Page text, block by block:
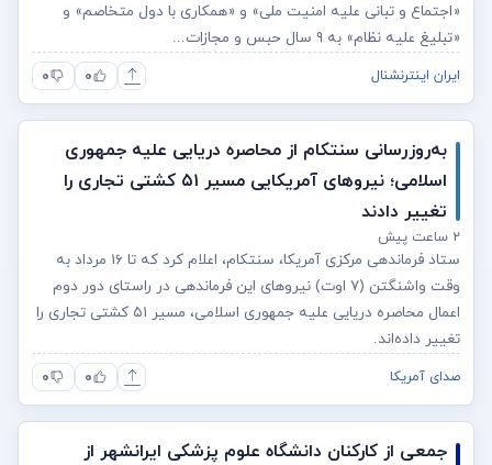
«اجتماع و تبانی علیه امنیت ملی» و «همکاری با دول متخاصم» و
«تبلیغ علیه نظام» به ۹ سال حبس و مجازات...
ایران اینترنشنال ۰ ۰
به‌روزرسانی سنتکام از محاصره دریایی علیه جمهوری
اسلامی؛ نیروهای آمریکایی مسیر ۵۱ کشتی تجاری را
تغییر دادند
۲ ساعت پیش
ستاد فرماندهی مرکزی آمریکا، سنتکام، اعلام کرد که تا ۱۶ مرداد به
وقت واشنگتن (۷ اوت) نیروهای این فرماندهی در راستای دور دوم
اعمال محاصره دریایی علیه جمهوری اسلامی، مسیر ۵۱ کشتی تجاری را
تغییر داده‌اند.
صدای آمریکا ۰ ۰
جمعی از کارکنان دانشگاه علوم پزشکی ایرانشهر از